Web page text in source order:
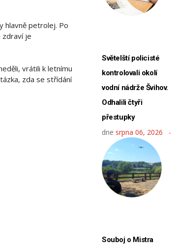
hlavně petrolej. Po
zdraví je
vrátili k letnímu
zda se střídání
Světelští policisté
kontrolovali okolí
vodní nádrže Švihov.
Odhalili čtyři
přestupky
dne srpna 06, 2026
Souboj o Mistra